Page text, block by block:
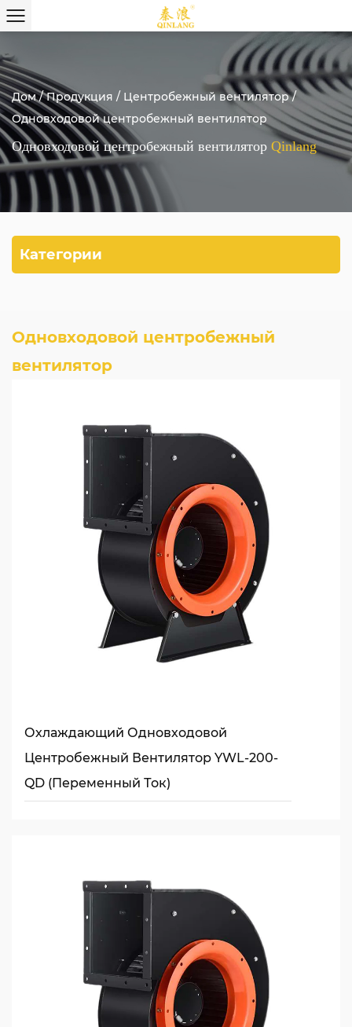
Дом/Продукция / Центробежный вентилятор/
Одновходовой центробежный вентилятор
Одновходовой центробежный вентилятор Qinlang
Категории
Одновходовой центробежный
вентилятор
Охлаждающий Одновходовой
Центробежный Вентилятор YWL-200-
QD (переменный Ток)